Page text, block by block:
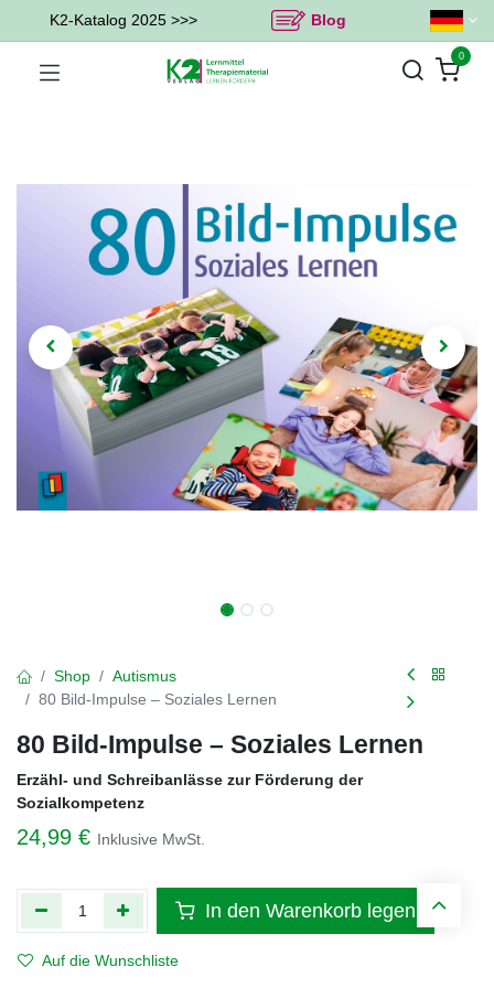
K2-Katalog 2025 >>> Blog
0
Shop
Autismus
80 Bild-Impulse – Soziales Lernen
80 Bild-Impulse – Soziales Lernen
Erzähl- und Schreibanlässe zur Förderung der
Sozialkompetenz
24,99 € Inklusive MwSt.
In den Warenkorb legen
Auf die Wunschliste